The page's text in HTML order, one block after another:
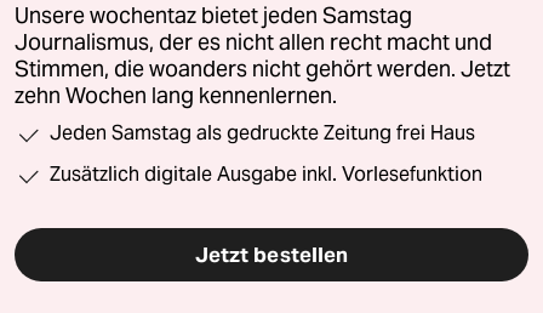
Unsere wochentaz bietet jeden Samstag
Journalismus, der es nicht allen recht macht und
Stimmen, die woanders nicht gehört werden. Jetzt
zehn Wochen lang kennenlernen.
Jeden Samstag als gedruckte Zeitung frei Haus
Zusätzlich digitale Ausgabe inkl. Vorlesefunktion
Jetzt bestellen